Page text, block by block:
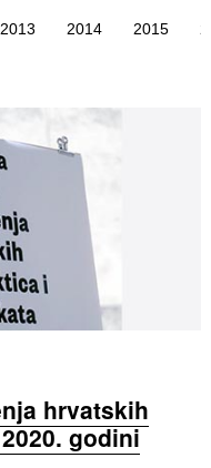
2013 2014 2015
hrvatskih
godini